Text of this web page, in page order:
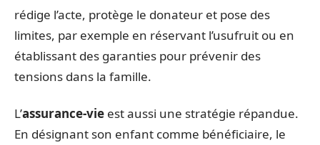
rédige l’acte, protège le donateur et pose des
limites, par exemple en réservant l’usufruit ou en
établissant des garanties pour prévenir des
tensions dans la famille.
L’assurance-vie est aussi une stratégie répandue.
En désignant son enfant comme bénéficiaire, le